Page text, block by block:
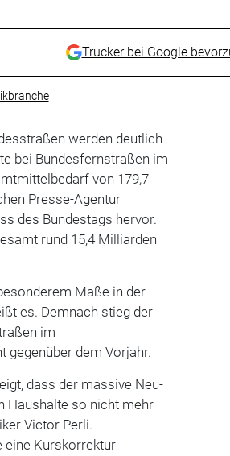
Trucker bei Google
werden deutlich
bei Bundesfernstraßen im
von 179,7
Presse-Agentur
des Bundestags hervor.
rund 15,4 Milliarden
Maße in der
es. Demnach stieg der
im
gegenüber dem Vorjahr.
dass der massive Neu-
Haushalte so nicht mehr
Victor Perli.
eine Kurskorrektur